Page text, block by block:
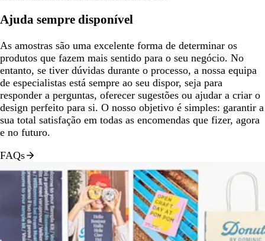
Ajuda sempre disponível
As amostras são uma excelente forma de determinar os
produtos que fazem mais sentido para o seu negócio. No
entanto, se tiver dúvidas durante o processo, a nossa equipa
de especialistas está sempre ao seu dispor, seja para
responder a perguntas, oferecer sugestões ou ajudar a criar o
design perfeito para si. O nosso objetivo é simples: garantir a
sua total satisfação em todas as encomendas que fizer, agora
e no futuro.
FAQs